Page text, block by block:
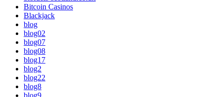
Bitcoin Casinos
Blackjack
blog
blog02
blog07
blog08
blog17
blog2
blog22
blog8
blog9